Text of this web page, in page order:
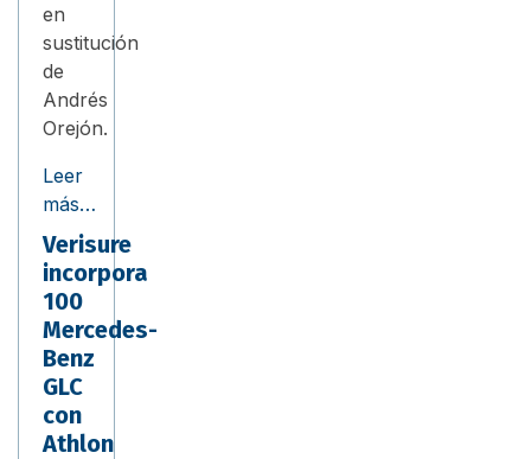
en
sustitución
de
Andrés
Orejón.
Leer
más…
Verisure
incorpora
100
Mercedes-
Benz
GLC
con
Athlon